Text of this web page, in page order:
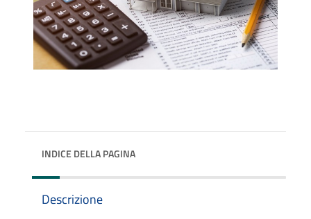
INDICE DELLA PAGINA
Descrizione